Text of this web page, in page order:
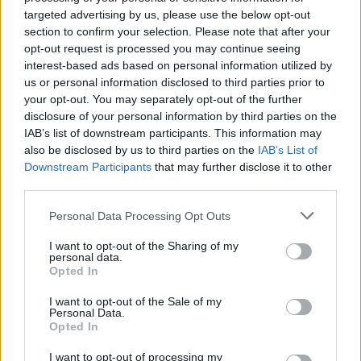
targeted advertising by us, please use the below opt-out
section to confirm your selection. Please note that after your
opt-out request is processed you may continue seeing
interest-based ads based on personal information utilized by
us or personal information disclosed to third parties prior to
your opt-out. You may separately opt-out of the further
disclosure of your personal information by third parties on the
IAB’s list of downstream participants. This information may
also be disclosed by us to third parties on the IAB’s List of
Downstream Participants that may further disclose it to other
Please note that this website/app uses one or more Google
not limited to your visit or usage behaviour. You may click to
grant or deny consent to Google and its third-party tags to
use your data for below specified purposes in below Google
consent section.
Personal Data Processing Opt Outs
I want to opt-out of the Sharing of my
personal data.
Opted In
I want to opt-out of the Sale of my
Personal Data.
Opted In
I want to opt-out of processing my
Επίδομα θέρμανσης:Έχει ανοίξει η πλατφόρμα
myΘέρμανση της ΑΑΔΕ για την υποβολή των
αιτήσεων από τους δικαιούχους έως τις 8
Δεκεμβρίου 2023. Έως τις 22 Δεκεμβρίου θα
καταβληθεί η προκαταβολή του επιδόματος
θέρμανσης των 100- 1.000 ευρώ. Όσοι ήταν
δικαιούχοι του επιδόματος θέρμανσης και κατά
τη χειμερινή περίοδο 2022-2023, λαμβάνουν ως
προκαταβολή επιδόματος θέρμανσης, το
συνολικό ποσό επιδόματος που τους είχε
Εφάπαξ επίδομα σε συνταξιούχους:
συνταξιούχους όλων των ταμείων με
προσωπική διαφορά άνω των 10 ευρώ θα